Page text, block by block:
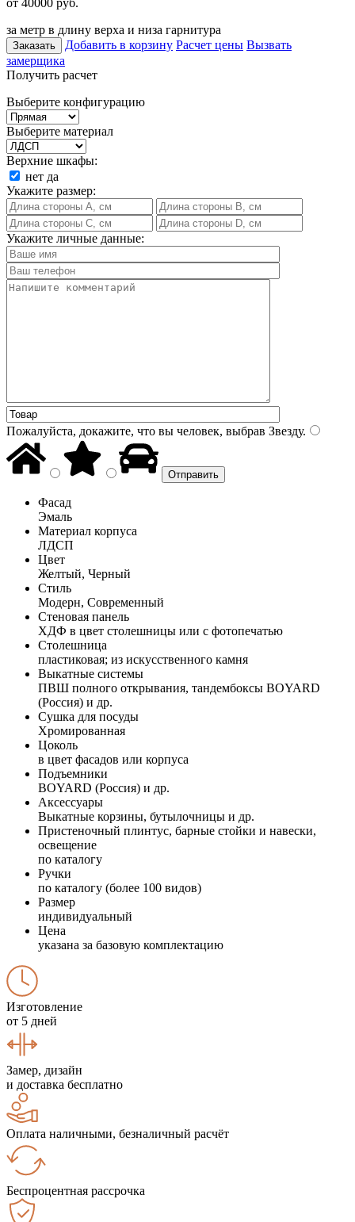
за метр в длину верха и низа гарнитура
Заказать Добавить в корзину Расчет цены Вызвать
замерщика
Получить расчет
Выберите конфигурацию
Выберите материал
Верхние шкафы:
нет да
Укажите размер:
Укажите личные данные:
Пожалуйста, докажите, что вы человек, выбрав Звезду.
Фасад
Эмаль
Материал корпуса
ЛДСП
Цвет
Желтый, Черный
Стиль
Модерн, Современный
Стеновая панель
ХДФ в цвет столешницы или с фотопечатью
Столешница
пластиковая; из искусственного камня
Выкатные системы
ПВШ полного открывания, тандембоксы BOYARD
(Россия) и др.
Сушка для посуды
Хромированная
Цоколь
в цвет фасадов или корпуса
Подъемники
BOYARD (Россия) и др.
Аксессуары
Выкатные корзины, бутылочницы и др.
Пристеночный плинтус, барные стойки и навески,
освещение
по каталогу
Ручки
по каталогу (более 100 видов)
Размер
индивидуальный
Цена
указана за базовую комплектацию
Изготовление
от 5 дней
Замер, дизайн
и доставка бесплатно
Оплата наличными, безналичный расчёт
Беспроцентная рассрочка